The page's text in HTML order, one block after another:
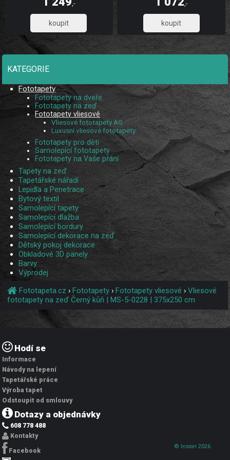
díky UV digitálnímu tisku. Skládá se z
,-
1 032,23
díky UV digitálnímu tisku. Skládá se
,-
885,95
KATEGORIE
Fototapety
Fototapety na dveře
Fototapety na zeď
Fototapety vliesové
Vliesové fototapety AG
Luxusní vliesové fototapety
Fototapety pro děti
Samolepící fototapety
Fototapety na Vaše přání
Tapety na zeď
Tapetářské nářadí
Lepidla a Penetrace
Bytový textil
Samolepící tapety
Samolepící dlažba
Samolepící bordury
Samolepící dekorace na zeď
Dětský pokoj dekorace
Obkladové 3D panely
Barvy
Výprodej
Fototapeta.cz ›Fototapety ›Fototapety vliesové ›Vliesové
fototapety na zeď Černý kůň | MS-5-0228 | 375x250 cm
Hodí se
Informace
Návody na lepení
Tapetářské práce
Výroba tapet
Odstoupit od smlouvy
Dotazy a objednávky
608 778 488
Kontakty
Facebook
© Insion 2026